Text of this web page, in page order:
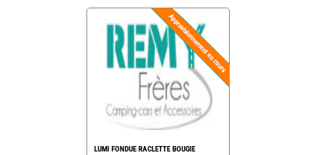
LUMI FONDUE RACLETTE BOUGIE